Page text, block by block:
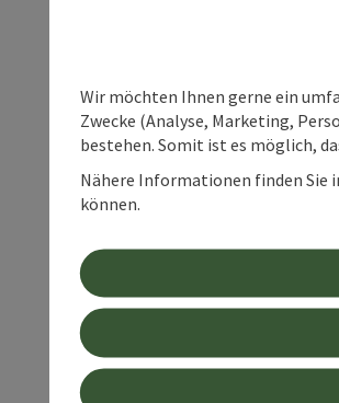
Wir möchten Ihnen gerne ein
Zwecke (Analyse, Marketing,
bestehen. Somit ist es möglich,
Nähere Informationen finden Sie
können.